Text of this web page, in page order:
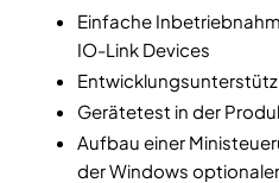
Einfache
IO-Link Devices
Gerätetest in der
Aufbau einer
der Windows